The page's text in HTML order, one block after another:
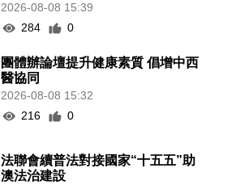
2026-08-08 15:39
284
0
團體辦論壇提升健康素質 倡增中西
醫協同
2026-08-08 15:32
216
0
法聯會續普法對接國家“十五五”助
澳法治建設